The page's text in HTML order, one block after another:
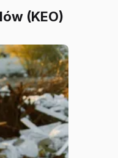
(KEO)